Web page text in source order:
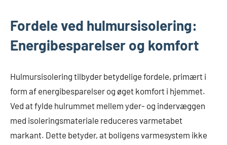
Fordele ved hulmursisolering:
Energibesparelser og komfort
Hulmursisolering tilbyder betydelige fordele, primært i
form af energibesparelser og øget komfort i hjemmet.
Ved at fylde hulrummet mellem yder- og indervæggen
med isoleringsmateriale reduceres varmetabet
markant. Dette betyder, at boligens varmesystem ikke